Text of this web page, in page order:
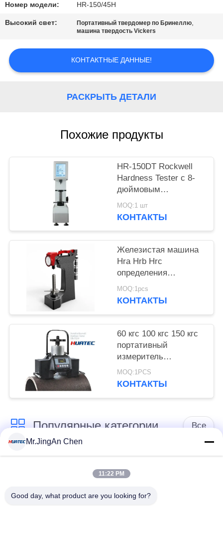
КАРТА
PRIVACY
Номер модели: HR-150/45H
Высокий свет: Портативный твердомер по Бринеллю,
машина твердость Vickers
КОНТАКТНЫЕ ДАННЫЕ!
РАСКРЫТЬ ДЕТАЛИ
Похожие продукты
HR-150DT Rockwell
Hardness Tester с 8-
дюймовым
сенсорным экраном,
вместимостью 150
MOQ:1 шт
КОНТАКТЫ
Железистая машина
Hra Hrb Hrc
определения
твердости Rockwell
цветных металлов
MOQ:1pcs
КОНТАКТЫ
60 кгс 100 кгс 150 кгс
портативный
измеритель
твердости Исо 6508
Астм Э18 Роквелл
MOQ:1PCS
КОНТАКТЫ
Популярные категории Все
Ультразвуковой
Ультразвуковой
толщиномер
Толщиномер
Портативный
Mr.JingAn Chen
11:22 PM
Good day, what product are you looking for?